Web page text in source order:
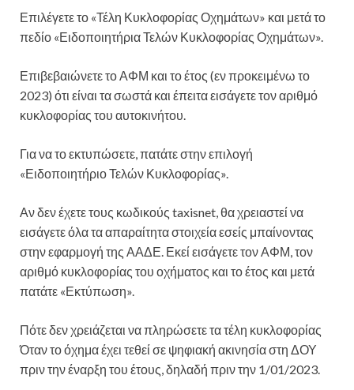
Επιλέγετε το «Τέλη Κυκλοφορίας Οχημάτων» και μετά το
πεδίο «Ειδοποιητήρια Τελών Κυκλοφορίας Οχημάτων».
Επιβεβαιώνετε το ΑΦΜ και το έτος (εν προκειμένω το
2023) ότι είναι τα σωστά και έπειτα εισάγετε τον αριθμό
κυκλοφορίας του αυτοκινήτου.
Για να το εκτυπώσετε, πατάτε στην επιλογή
«Ειδοποιητήριο Τελών Κυκλοφορίας».
Αν δεν έχετε τους κωδικούς taxisnet, θα χρειαστεί να
εισάγετε όλα τα απαραίτητα στοιχεία εσείς μπαίνοντας
στην εφαρμογή της ΑΑΔΕ. Εκεί εισάγετε τον ΑΦΜ, τον
αριθμό κυκλοφορίας του οχήματος και το έτος και μετά
πατάτε «Εκτύπωση».
Πότε δεν χρειάζεται να πληρώσετε τα τέλη κυκλοφορίας
Όταν το όχημα έχει τεθεί σε ψηφιακή ακινησία στη ΔΟΥ
πριν την έναρξη του έτους, δηλαδή πριν την 1/01/2023.